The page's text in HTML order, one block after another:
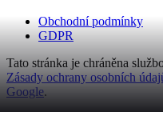
Obchodní podmínky
GDPR
Tato stránka je chráněna
Zásady ochrany osobních
Google.